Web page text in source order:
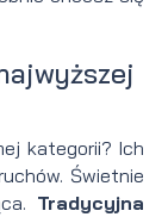
kategorii? Ich
Świetnie
Tradycyjna